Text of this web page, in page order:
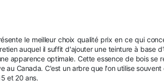
le meilleur choix qualité prix en ce qui
auquel il suffit d'ajouter une teinture à base
apparence optimale. Cette essence de bois
au Canada. C'est un arbre que l'on utilise
et 20 ans.